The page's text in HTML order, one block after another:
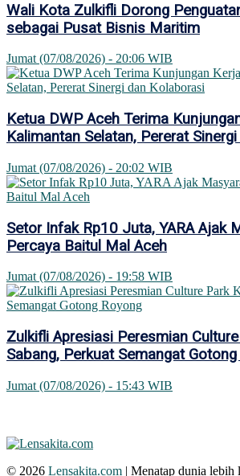
Wali Kota Zulkifli Dorong
sebagai Pusat Bisnis Maritim
Jumat (07/08/2026) - 20:06 WIB
Ketua DWP Aceh Terima
Kalimantan Selatan, Pererat
Jumat (07/08/2026) - 20:02 WIB
Setor Infak Rp10 Juta, YARA Ajak
Percaya Baitul Mal Aceh
Jumat (07/08/2026) - 19:58 WIB
Zulkifli Apresiasi Peresmian
Sabang, Perkuat Semangat
Jumat (07/08/2026) - 15:43 WIB
© 2026 Lensakita.com | Menatap dunia lebih